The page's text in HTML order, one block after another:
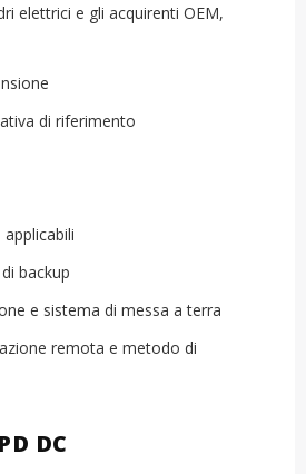
elettrici e gli acquirenti OEM,
di riferimento
backup
e sistema di messa a terra
remota e metodo di
DC